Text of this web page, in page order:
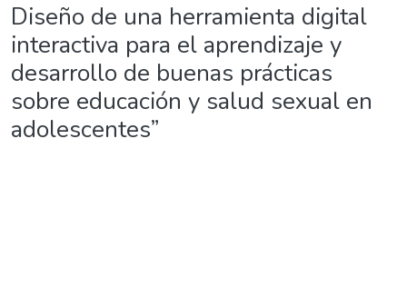
Diseño de una herramienta digital
interactiva para el aprendizaje y
desarrollo de buenas prácticas
sobre educación y salud sexual en
adolescentes”